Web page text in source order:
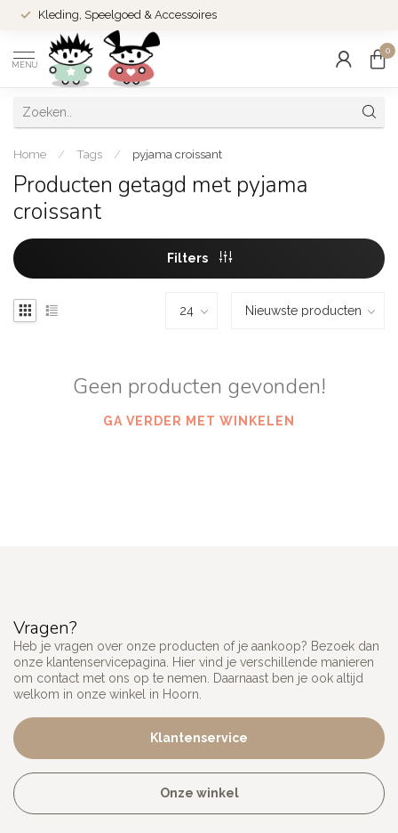
Kleding, Speelgoed & Accessoires
MENU
0
Home / Tags / pyjama croissant
Producten getagd met pyjama
croissant
Filters
Geen producten gevonden!
GA VERDER MET WINKELEN
Vragen?
Heb je vragen over onze producten of je aankoop? Bezoek dan
onze klantenservicepagina. Hier vind je verschillende manieren
om contact met ons op te nemen. Daarnaast ben je ook altijd
welkom in onze winkel in Hoorn.
Klantenservice
Onze winkel